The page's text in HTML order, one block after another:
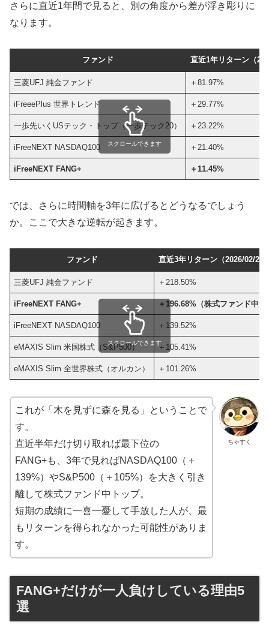
さらに直近1年間で見ると、別の角度から差が浮き彫りに
なります。
ファンド 直近1年リターン（
三菱UFJ 純金ファンド ＋81.97%
iFreeePlus 世界トレンド ＋29.77%
一歩先いくUSテック・トップ（一歩テック20） ＋23.22%
iFreeNEXT NASDAQ100 ＋21.40%
iFreeNEXT FANG+ ＋11.45%
スクロールできます
では、さらに時間軸を3年に広げるとどうなるでしょう
か。ここで大きな逆転が起きます。
ファンド 直近3年リターン（2026/02/25
三菱UFJ 純金ファンド ＋218.50%
iFreeNEXT FANG+ ＋196.68%（株式ファンド中1
iFreeNEXT NASDAQ100 ＋139.52%
eMAXIS Slim 米国株式（S&P500） ＋105.41%
eMAXIS Slim 全世界株式（オルカン） ＋101.26%
スクロールできます
ちゃすく
これが「木を見ずに森を見る」ということで
す。
直近半年だけ切り取れば最下位の
FANG+も、3年で見ればNASDAQ100（＋
139%）やS&P500（＋105%）を大きく引き
離して株式ファンド中トップ。
短期の成績に一喜一憂して手放した人が、最
もリターンを得られなかった可能性がありま
す。
FANG+だけが一人負けしている理由5
選